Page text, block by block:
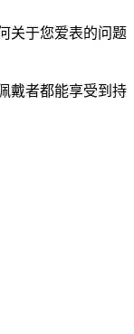
关于您爱表的问题
戴者都能享受到持